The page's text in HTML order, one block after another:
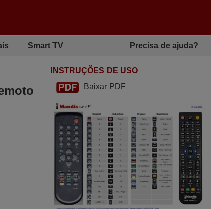
Smart TV Precisa de ajuda?
INSTRUÇÕES DE USO
Baixar PDF